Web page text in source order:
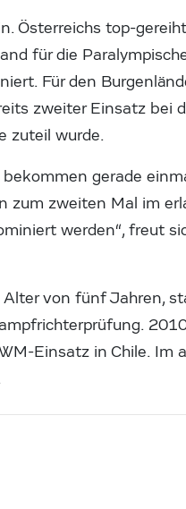
Österreichs top-
für die
Für den
zweiter Einsatz bei
zuteil wurde.
gerade
zum zweiten Mal im
werden“, freut
von fünf Jahren,
Einsatz in Chile. Im